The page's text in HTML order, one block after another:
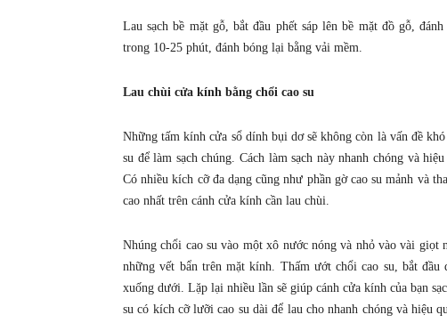
Lau sạch bề mặt gỗ, bắt đầu phết sáp lên bề mặt đồ gỗ,
trong 10-25 phút, đánh bóng lại bằng vải mềm.
Lau chùi cửa kính bằng chổi cao su
Những tấm kính cửa sổ dính bụi dơ sẽ không còn là vấn đề
su để làm sạch chúng. Cách làm sạch này nhanh chóng và
Có nhiều kích cỡ đa dạng cũng như phần gờ cao su mảnh và
cao nhất trên cánh cửa kính cần lau chùi.
Nhúng chổi cao su vào một xô nước nóng và nhỏ vào vài
những vết bẩn trên mặt kính. Thấm ướt chổi cao su, bắt
xuống dưới. Lặp lại nhiều lần sẽ giúp cánh cửa kính của bạn
su có kích cỡ lưỡi cao su dài để lau cho nhanh chóng và hiệu